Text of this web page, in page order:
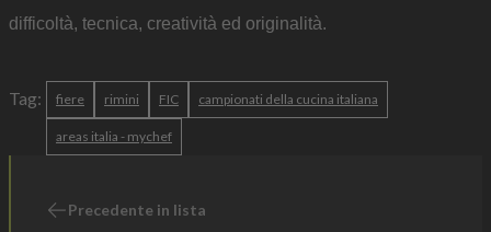
difficoltà, tecnica, creatività ed originalità.
Tag: fiere rimini FIC campionati della cucina italiana
areas italia - mychef
Precedente in lista